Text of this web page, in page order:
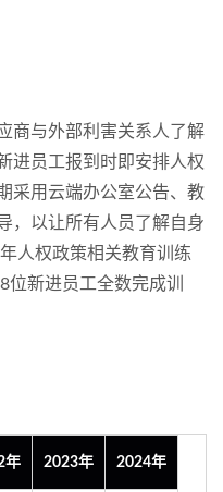
商与外部利害关系人了解
进员工报到时即安排人权
采用云端办公室公告、教
，以让所有人员了解自身
人权政策相关教育训练
位新进员工全数完成训
年 2023年 2024年